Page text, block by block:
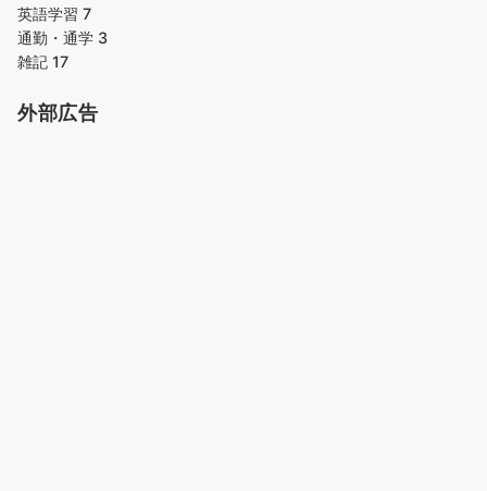
英語学習 7
通勤・通学 3
雑記 17
外部広告